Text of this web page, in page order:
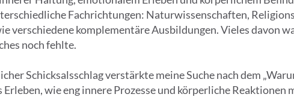
Fachrichtungen: Naturwissenschaften,
verschiedene komplementäre Ausbildungen. Vieles davon
noch fehlte.
Schicksalsschlag verstärkte meine Suche nach dem
wie eng innere Prozesse und körperliche Reaktionen